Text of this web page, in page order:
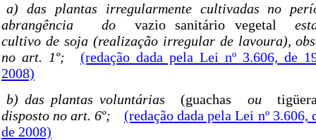
a) das plantas irregularmente cultivadas no
abrangência
do vazio sanitário vegetal
cultivo de soja (realização irregular de lavoura),
no art. 1º;
(redação dada pela Lei nº 3.606, de
2008)
b) das plantas voluntárias
(guachas ou
disposto no art. 6º;
(redação dada pela Lei nº 3.606,
de 2008)